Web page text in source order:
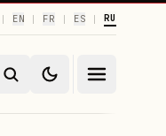
| EN | FR | ES | RU